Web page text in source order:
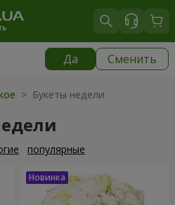
Да Сменить
> Букеты недели
популярные